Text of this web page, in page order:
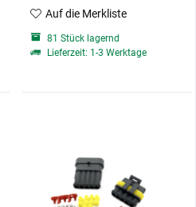
Auf die Merkliste
81 Stück lagernd
Lieferzeit: 1-3 Werktage